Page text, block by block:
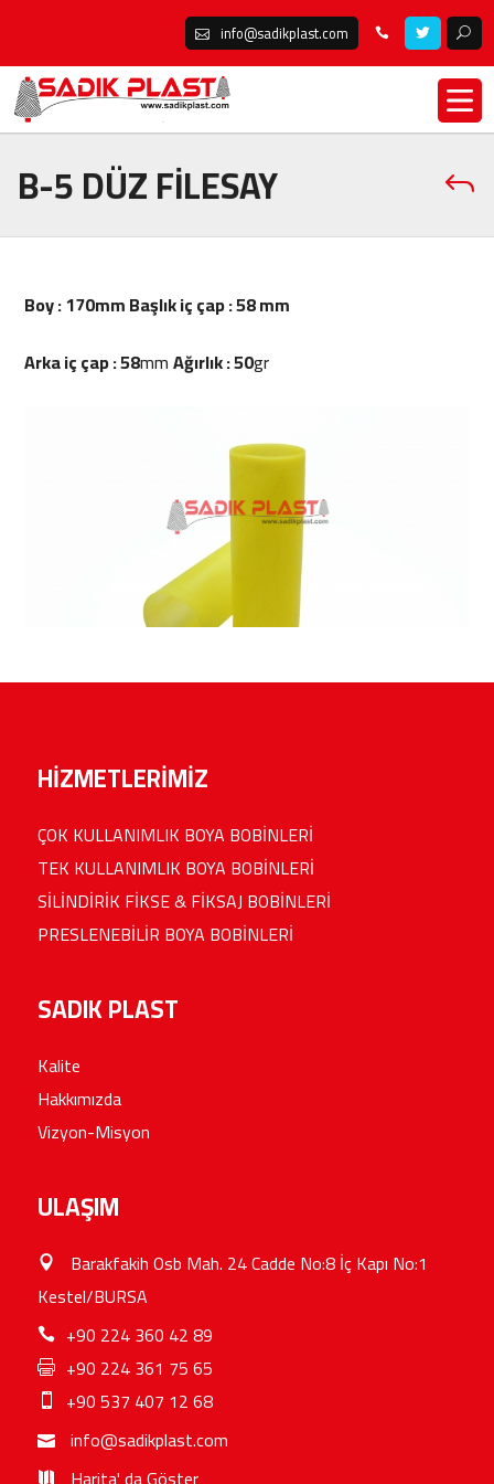
info@sadikplast.com
B-5 DÜZ FİLESAY
Boy : 170mmBaşlık iç çap : 58mm
Arka iç çap : 58mmAğırlık : 50gr
HİZMETLERİMİZ
ÇOK KULLANIMLIK BOYA BOBİNLERİ
TEK KULLANIMLIK BOYA BOBİNLERİ
SİLİNDİRİK FİKSE & FİKSAJ BOBİNLERİ
PRESLENEBİLİR BOYA BOBİNLERİ
SADIK PLAST
Kalite
Hakkımızda
Vizyon-Misyon
ULAŞIM
Barakfakih Osb Mah. 24 Cadde No:8 İç Kapı No:1
Kestel/BURSA
+90 224 360 42 89
+90 224 361 75 65
+90 537 407 12 68
info@sadikplast.com